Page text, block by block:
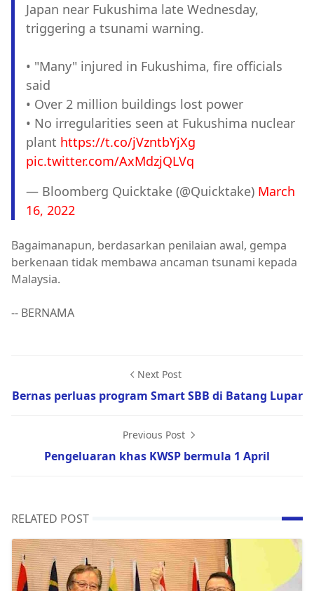
Japan near Fukushima late Wednesday,
triggering a tsunami warning.
• "Many" injured in Fukushima, fire officials
said
• Over 2 million buildings lost power
• No irregularities seen at Fukushima nuclear
plant https://t.co/jVzntbYjXg
pic.twitter.com/AxMdzjQLVq
— Bloomberg Quicktake (@Quicktake) March
16, 2022
Bagaimanapun, berdasarkan penilaian awal, gempa
berkenaan tidak membawa ancaman tsunami kepada
Malaysia.
-- BERNAMA
Next Post
Bernas perluas program Smart SBB di Batang Lupar
Previous Post
Pengeluaran khas KWSP bermula 1 April
RELATED POST